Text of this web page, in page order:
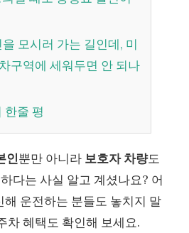
구역에 세워두면 안 되나
한줄 평
인뿐만 아니라 보호자 차량도
다는 사실 알고 계셨나요? 어
해 운전하는 분들도 놓치지 말
차 혜택도 확인해 보세요.